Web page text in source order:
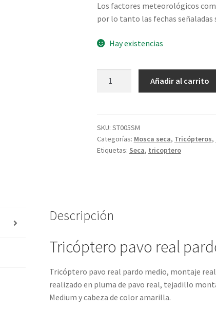
Los factores meteorológicos
por lo tanto las fechas
Hay existencias
medio
sin
muerte
Añadir al carrito
SKU: ST005SM
Categorías: Mosca seca, Tricópteros,
Etiquetas: Seca, tricoptero
Descripción
Tricóptero pavo real
Tricóptero pavo real pardo medio, montaje
realizado en pluma de pavo real, tejadillo
Medium y cabeza de color amarilla.